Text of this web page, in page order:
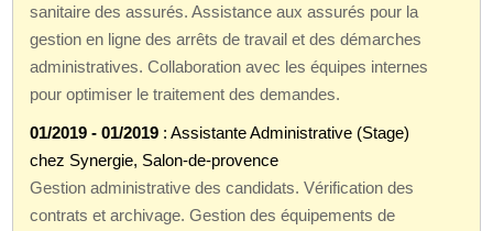
sanitaire des assurés. Assistance aux assurés pour la
gestion en ligne des arrêts de travail et des démarches
administratives. Collaboration avec les équipes internes
pour optimiser le traitement des demandes.
01/2019 - 01/2019 : Assistante Administrative (Stage)
chez Synergie, Salon-de-provence
Gestion administrative des candidats. Vérification des
contrats et archivage. Gestion des équipements de